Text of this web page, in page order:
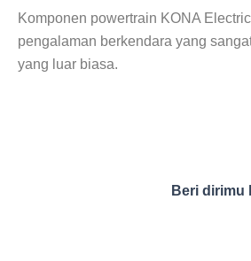
Komponen powertrain KONA
pengalaman berkendara yang
yang luar biasa.
Beri dirimu